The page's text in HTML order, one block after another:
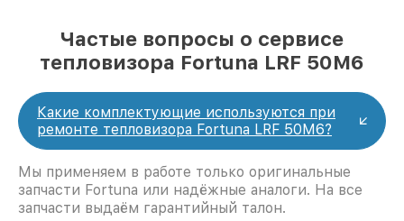
Частые вопросы о сервисе
тепловизора Fortuna LRF 50M6
Какие комплектующие используются при
ремонте тепловизора Fortuna LRF 50M6?
Мы применяем в работе только оригинальные
запчасти Fortuna или надёжные аналоги. На все
запчасти выдаём гарантийный талон.